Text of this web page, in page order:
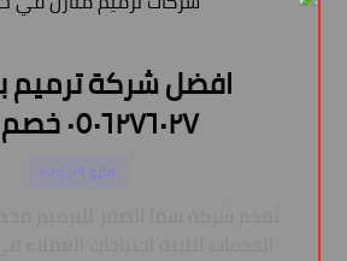
افضل شركة ترميم
٠٥٠٦٢٧٦٠٢٧ خصم ٢٠%
مايو ١٩, ٢٠٢٤